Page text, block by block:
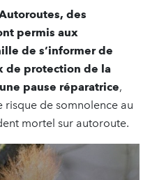
des
permis aux
de s’informer de
de protection de la
pause réparatrice,
de somnolence au
mortel sur autoroute.